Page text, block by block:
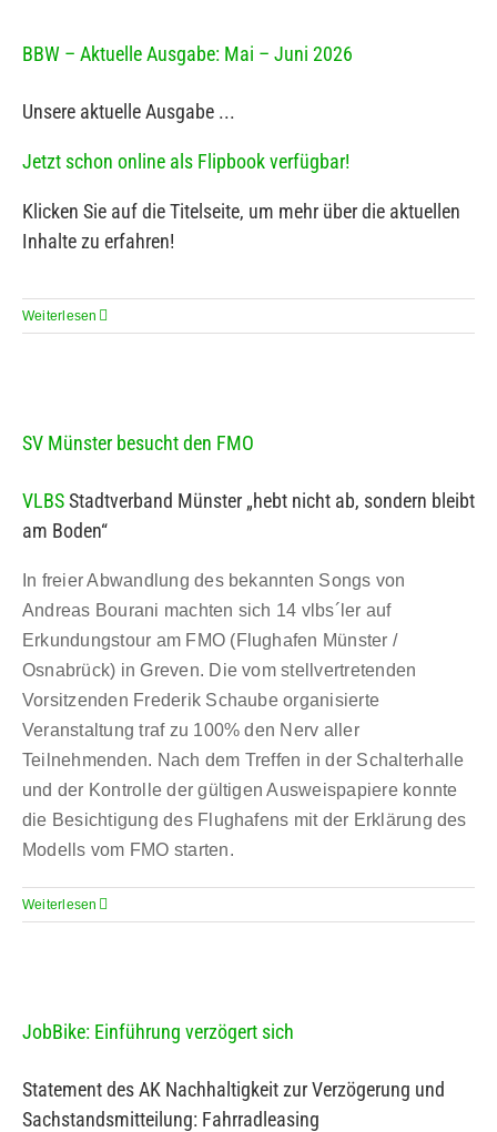
BBW – Aktuelle Ausgabe: Mai – Juni 2026
Unsere aktuelle Ausgabe ...
Jetzt schon online als Flipbook verfügbar!
Klicken Sie auf die Titelseite, um mehr über die aktuellen
Inhalte zu erfahren!
Weiterlesen
SV Münster besucht den FMO
VLBSStadtverband Münster „hebt nicht ab, sondern bleibt
am Boden“
In freier Abwandlung des bekannten Songs von
Andreas Bourani machten sich 14 vlbs´ler auf
Erkundungstour am FMO (Flughafen Münster /
Osnabrück) in Greven. Die vom stellvertretenden
Vorsitzenden Frederik Schaube organisierte
Veranstaltung traf zu 100% den Nerv aller
Teilnehmenden. Nach dem Treffen in der Schalterhalle
und der Kontrolle der gültigen Ausweispapiere konnte
die Besichtigung des Flughafens mit der Erklärung des
Modells vom FMO starten.
Weiterlesen
JobBike: Einführung verzögert sich
Statement des AK Nachhaltigkeit zur Verzögerung und
Sachstandsmitteilung: Fahrradleasing